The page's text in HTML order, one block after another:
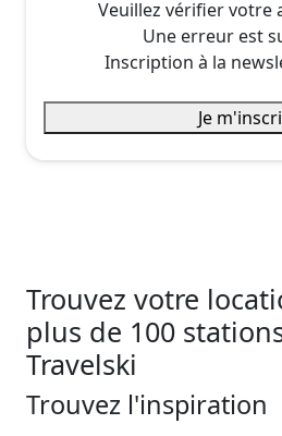
Veuillez vérifier votre
Une erreur est
Inscription à la
Je
Trouvez votre
plus de 100
Travelski
Trouvez l'inspiration